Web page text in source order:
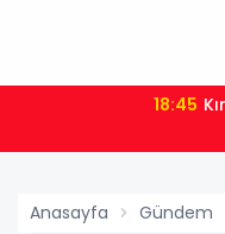
18:45
Anasayfa Gündem